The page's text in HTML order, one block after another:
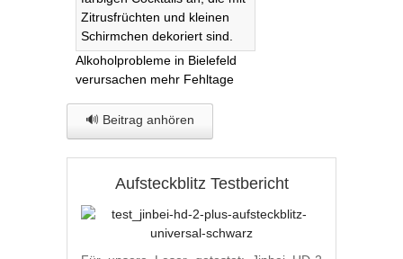
Alkoholprobleme in Bielefeld
verursachen mehr Fehltage
🔊 Beitrag anhören
Aufsteckblitz Testbericht